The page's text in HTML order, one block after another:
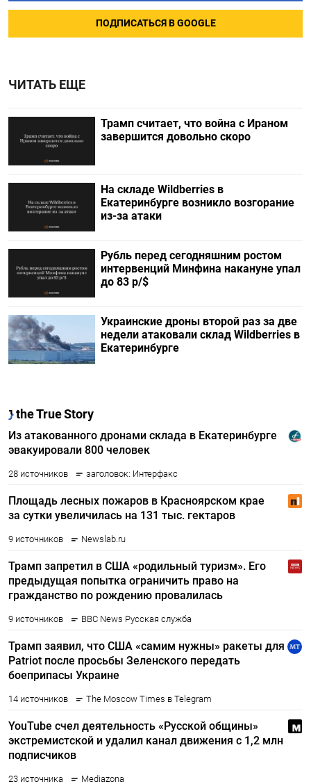
ПОДПИСАТЬСЯ В GOOGLE
ЧИТАТЬ ЕЩЕ
Трамп считает, что война с Ираном
завершится довольно скоро
На складе Wildberries в
Екатеринбурге возникло возгорание
из-за атаки
Рубль перед сегодняшним ростом
интервенций Минфина накануне упал
до 83 р/$
Украинские дроны второй раз за две
недели атаковали склад Wildberries в
Екатеринбурге